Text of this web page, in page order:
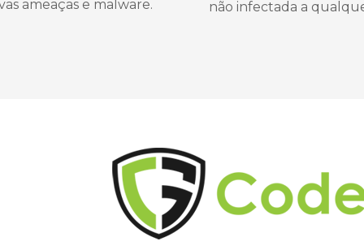
ameaças e malware.
não infectada a